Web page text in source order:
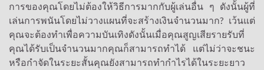
การของคุณโดยไม่ต้องให้วิธีการมากกับผู้เล่นอื่น ๆ ดังนั้นผู้ที่
เล่นการพนันโดยไม่วางแผนที่จะสร้างเงินจำนวนมาก? เว้นแต่
คุณจะต้องทำเพื่อความบันเทิงดังนั้นเมื่อคุณสูญเสียรายรับที่
คุณได้รับเป็นจำนวนมากคุณก็สามารถทำได้ แต่ไม่ว่าจะชนะ
หรือกำจัดในระยะสั้นคุณยังสามารถทำกำไรได้ในระยะยาว